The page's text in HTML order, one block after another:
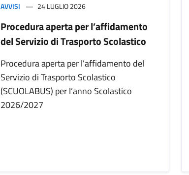
AVVISI 24 LUGLIO 2026
Procedura aperta per l’affidamento
del Servizio di Trasporto Scolastico
Procedura aperta per l’affidamento del
Servizio di Trasporto Scolastico
(SCUOLABUS) per l’anno Scolastico
2026/2027